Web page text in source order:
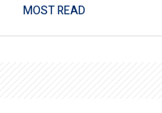
MOST READ